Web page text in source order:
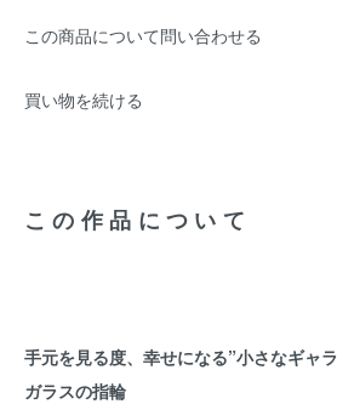
この商品について問い合わせる
買い物を続ける
この作品について
手元を見る度、幸せになる”小さなギャ
ガラスの指輪